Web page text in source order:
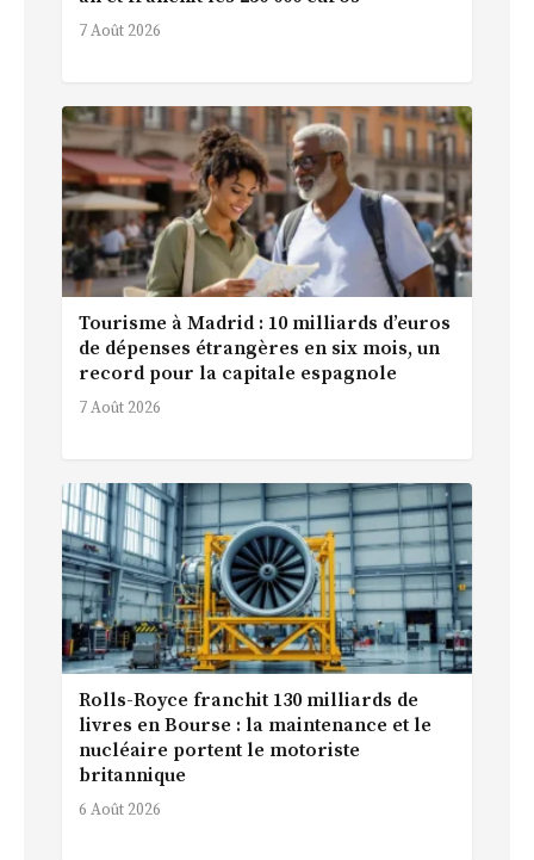
7 Août 2026
Tourisme à Madrid : 10 milliards d’euros
de dépenses étrangères en six mois, un
record pour la capitale espagnole
7 Août 2026
Rolls-Royce franchit 130 milliards de
livres en Bourse : la maintenance et le
nucléaire portent le motoriste
britannique
6 Août 2026